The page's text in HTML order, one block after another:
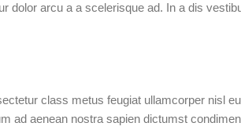
dolor arcu a a scelerisque ad. In a dis
class metus feugiat ullamcorper nisl
ad aenean nostra sapien dictumst